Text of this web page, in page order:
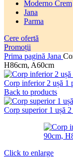
Moderno Crem
Jana
Parma
Cere ofertă
Promoții
Prima pagină Jana
H86cm, A60cm
Corp inferior 2 ușă 1
Back to products
Corp superior 1 ușă
Click to enlarge